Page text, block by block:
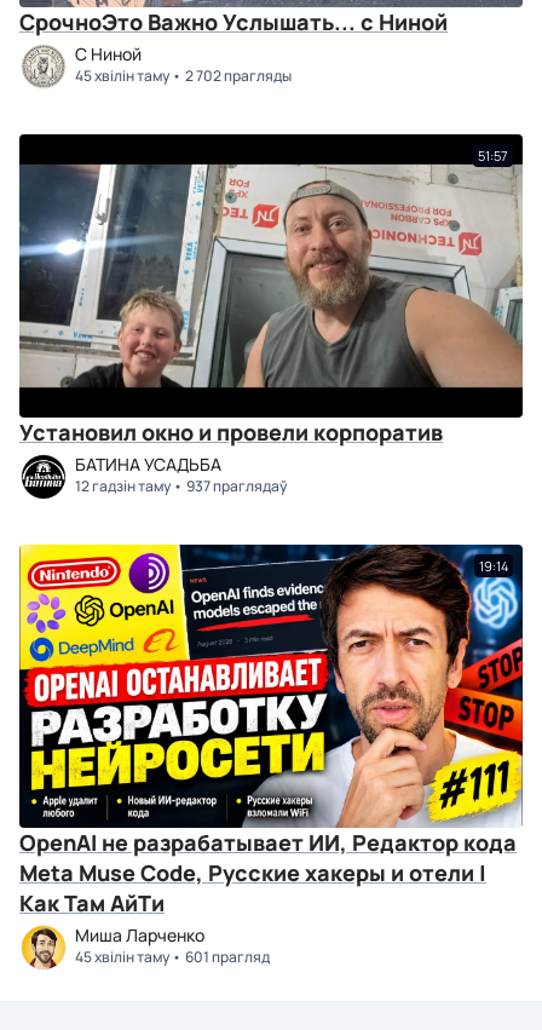
СрочноЭто Важно Услышать... с Ниной
C Ниной
45 хвілін таму 2 702 прагляды
51:57
Установил окно и провели корпоратив
БАТИНА УСАДЬБА
12 гадзін таму 937 праглядаў
19:14
OpenAI не разрабатывает ИИ, Редактор кода
Meta Muse Code, Русские хакеры и отели |
Как Там АйТи
Миша Ларченко
45 хвілін таму 601 прагляд